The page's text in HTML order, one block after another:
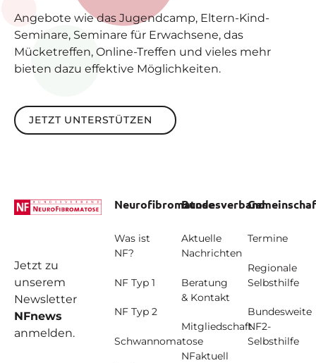
Angebote wie das Jugendcamp, Eltern-Kind-
Seminare, Seminare für Erwachsene, das
Mücketreffen, Online-Treffen und vieles mehr
bieten dazu effektive Möglichkeiten.
Jetzt unterstützen
JETZT UNTERSTÜTZEN
Jetzt zu
unserem
Newsletter
NFnews
anmelden.
Neurofibromatose
Was ist
NF?
NF Typ 1
NF Typ 2
Schwannomatose
Bundesverband
Aktuelle
Nachrichten
Beratung
& Kontakt
Mitgliedschaft
NFaktuell
Termine
Regionale
Selbsthilfe
Bundesweite
NF2-
Selbsthilfe